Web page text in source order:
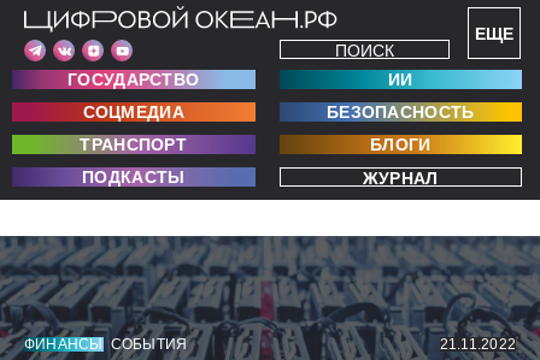
ЕЩЕ
ПОИСК
ГОСУДАРСТВО
ИИ
СОЦМЕДИА
БЕЗОПАСНОСТЬ
ТРАНСПОРТ
БЛОГИ
ПОДКАСТЫ
ЖУРНАЛ
ФИНАНСЫ СОБЫТИЯ 21.11.2022